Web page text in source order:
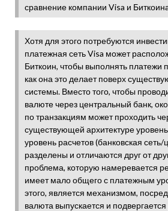
сравнение компании Visa и
Хотя для этого потребуются
платежная сеть Visa может
Биткоин, чтобы выполнять платежи
как она это делает поверх
системы. Вместо того, чтобы
валюте через центральный банк,
по транзакциям может проходить
существующей архитектуре
уровень расчетов (банковская
разделены и отличаются друг от
проблема, которую намеревается
имеет мало общего с платежным
этого, является механизмом,
валюта выпускается и